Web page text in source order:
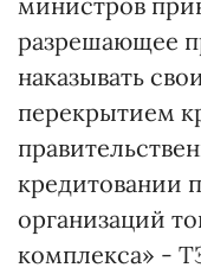
разрешающее
наказывать
перекрытием
кредитовании
организаций
комплекса» -